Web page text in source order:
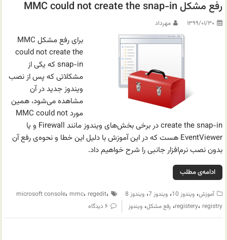
رفع مشکل MMC could not create the snap-in
۱۳۹۹/۰۱/۳۰ مهرداد
برای رفع مشکل MMC
could not create the
snap-in که یکی از
مشکلاتی که پس از نصب
ویندوز جدید در آن
مشاهده می‌شود، همین
مورد MMC could not
create the snap-in در برخی بخش‌های ویندوز مانند Firewall و یا
EventViewer هست که در این آموزش با دلیل این خطا و نحوه‌ی رفع آن
بدون نصب نرم‌افزار جانبی را شرح خواهیم داد.
ادامه‌ی مطلب
آموزش،ویندوز 10 ،ویندوز 7 ،ویندوز 8 microsoft console، mmc، regedit،
registery، registry ،رفع مشکل،ویندوز ۶ دیدگاه